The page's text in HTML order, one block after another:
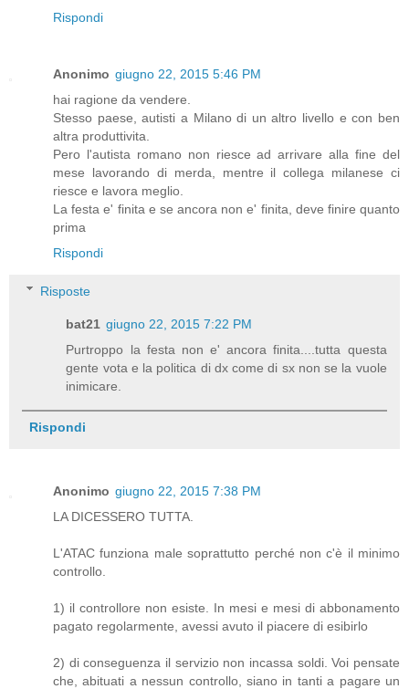
Rispondi
Anonimo giugno 22, 2015 5:46 PM
hai ragione da vendere.
Stesso paese, autisti a Milano di un altro livello e con ben
altra produttivita.
Pero l'autista romano non riesce ad arrivare alla fine del
mese lavorando di merda, mentre il collega milanese ci
riesce e lavora meglio.
La festa e' finita e se ancora non e' finita, deve finire quanto
prima
Rispondi
Risposte
bat21 giugno 22, 2015 7:22 PM
Purtroppo la festa non e' ancora finita....tutta questa
gente vota e la politica di dx come di sx non se la vuole
inimicare.
Rispondi
Anonimo giugno 22, 2015 7:38 PM
LA DICESSERO TUTTA.
L'ATAC funziona male soprattutto perché non c'è il minimo
controllo.
1) il controllore non esiste. In mesi e mesi di abbonamento
pagato regolarmente, avessi avuto il piacere di esibirlo
2) di conseguenza il servizio non incassa soldi. Voi pensate
che, abituati a nessun controllo, siano in tanti a pagare un